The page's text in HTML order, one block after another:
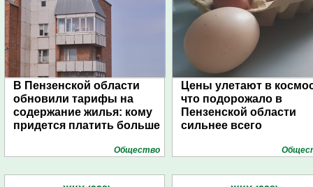
В Пензенской области
обновили тарифы на
содержание жилья: кому
придется платить больше
Общество
Цены улетают в
что подорожало в
Пензенской области
сильнее всего